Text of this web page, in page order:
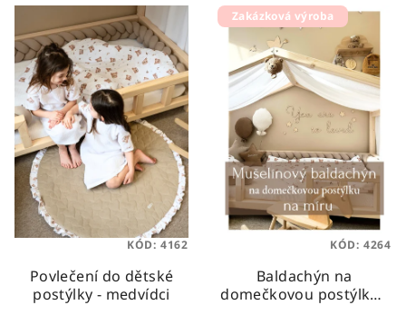
Povlečení do dětské
postýlky - medvídci
KÓD: 4162
Zakázková výroba
Baldachýn na
domečkovou postýlku -
KÓD: 4264